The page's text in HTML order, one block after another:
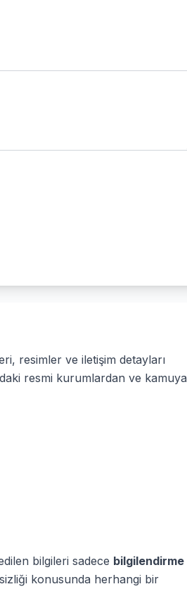
resimler ve iletişim detayları
resmi kurumlardan ve kamuya
bilgileri sadece bilgilendirme
konusunda herhangi bir